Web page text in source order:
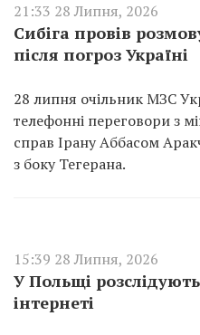
21:33 28 Липня, 2026
Сибіга провів
після погроз Україні
28 липня очільник МЗС
телефонні переговори з
справ Ірану Аббасом
з боку Тегерана.
15:39 28 Липня, 2026
У Польщі
інтернеті